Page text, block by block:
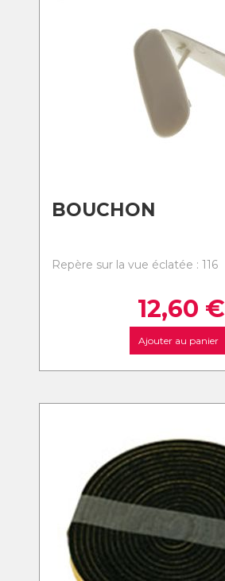
BOUCHON
Repère sur la vue éclatée : 116
12,60 €
Ajouter au panier